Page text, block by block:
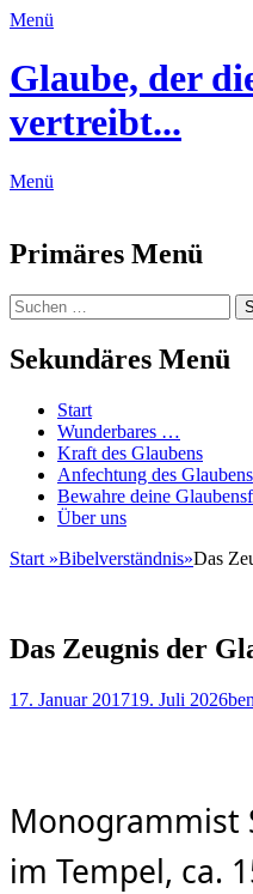
Menü
Glaube, der
vertreibt...
Menü
Primäres Menü
Zum
Inhalt
springen
Suchen
Suchen
nach:
Sekundäres Menü
Zum
Inhalt
springen
Start
Wunderbares …
Kraft des Glaubens
Anfechtung des Glaubens
Bewahre deine
Über uns
Start »Bibelverständnis»Das
Das Zeugnis der
Posted
17. Januar 201719. Juli 2026
Monogrammist
im Tempel, ca.